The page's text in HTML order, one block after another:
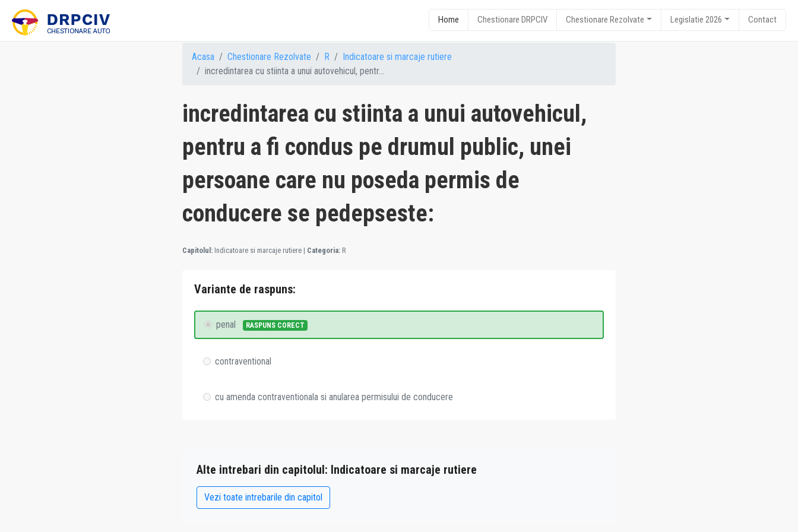
Home Chestionare DRPCIV Chestionare Rezolvate Legislatie 2026 Contact
Acasa Chestionare Rezolvate R
Indicatoare si marcaje rutiere
incredintarea cu stiinta a unui autovehicul, pentr...
incredintarea cu stiinta a unui autovehicul,
pentru a fi condus pe drumul public, unei
persoane care nu poseda permis de
conducere se pedepseste:
Capitolul: Indicatoare si marcaje rutiere | Categoria: R
Variante de raspuns:
penal RASPUNS CORECT
contraventional
cu amenda contraventionala si anularea permisului de conducere
Alte intrebari din capitolul: Indicatoare si marcaje rutiere
Vezi toate intrebarile din capitol